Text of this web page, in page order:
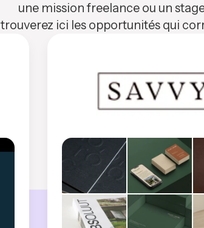
une mission freelance ou un
trouverez ici les opportunités qui